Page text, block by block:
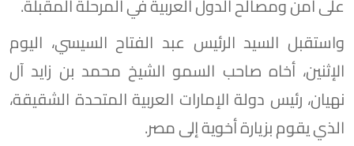
على أمن ومصالح الدول العربية في المرحلة المقبلة.
واستقبل السيد الرئيس عبد الفتاح السيسي، اليوم
الإثنين، أخاه صاحب السمو الشيخ محمد بن زايد آل
نهيان، رئيس دولة الإمارات العربية المتحدة الشقيقة،
الذي يقوم بزيارة أخوية إلى مصر.